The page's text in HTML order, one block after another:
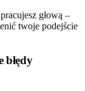
głową –
twoje podejście
błędy